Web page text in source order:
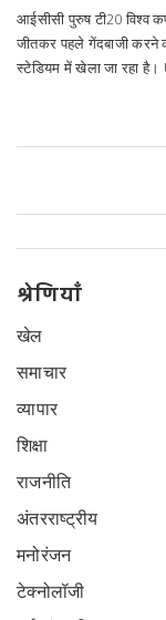
आईसीसी पुरुष टी20 विश्व
जीतकर पहले गेंदबाजी करने
स्टेडियम में खेला जा रहा
श्रेणियाँ
खेल
समाचार
व्यापार
शिक्षा
राजनीति
अंतरराष्ट्रीय
मनोरंजन
टेक्नोलॉजी